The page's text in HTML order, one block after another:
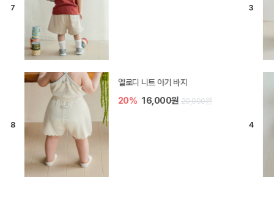
엘로디 니트 아기 바지
20% 16,000원 20,000원